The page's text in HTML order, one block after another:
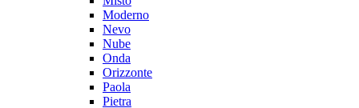
Moderno
Nevo
Nube
Onda
Orizzonte
Paola
Pietra